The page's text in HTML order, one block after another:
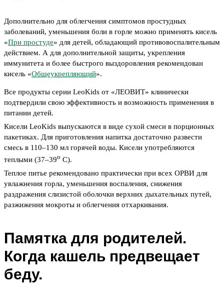
Дополнительно для облегчения симптомов простудных
заболеваний, уменьшения боли в горле можно применять кисель
«При простуде» для детей, обладающий противовоспалительным
действием. А для дополнительной защиты, укрепления
иммунитета и более быстрого выздоровления рекомендован
кисель «Общеукрепляющий».
Все продукты серии LeoKids от «ЛЕОВИТ» клинически
подтвердили свою эффективность и возможность применения в
питании детей.
Кисели LeoKids выпускаются в виде сухой смеси в порционных
пакетиках. Для приготовления напитка достаточно развести
смесь в 110–130 мл горячей воды. Кисели употребляются
теплыми (37–39о С).
Теплое питье рекомендовано практически при всех ОРВИ для
увлажнения горла, уменьшения воспаления, снижения
раздражения слизистой оболочки верхних дыхательных путей,
разжижения мокроты и облегчения отхаркивания.
Памятка для родителей.
Когда кашель предвещает
беду.